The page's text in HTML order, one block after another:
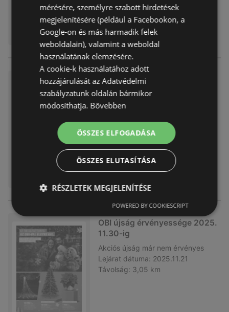
OBI újság érvényessége 2025.
11.23-ig
Akciós újság
3,05 km
OBI újság érvényessége 2025.
11.30-ig
Akciós újság már nem érvényes
Lejárat dátuma: 2025.11.21
Távolság: 3,05 km
mérésére, személyre szabott hirdetések
megjelenítésére (például a Facebookon, a
Google-on és más harmadik felek
weboldalain), valamint a weboldal
használatának elemzésére.
A cookie-k használatához adott
hozzájárulását az Adatvédelmi
szabályzatunk oldalán bármikor
módosíthatja. Bővebben
ÖSSZES ELFOGADÁSA
ÖSSZES ELUTASÍTÁSA
RÉSZLETEK MEGJELENÍTÉSE
POWERED BY COOKIESCRIPT